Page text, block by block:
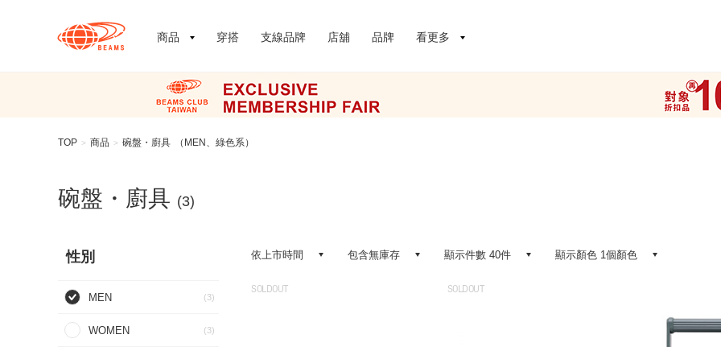
商品 穿搭 支線品牌 店舖 品牌 看更多
TOP > 商品 > 碗盤・廚具 （MEN、綠色系）
碗盤・廚具 (3)
性別
MEN (3)
WOMEN (3)
依上市時間 包含無庫存 顯示件數 40件 顯示顏色 1個顏色
SOLDOUT SOLDOUT